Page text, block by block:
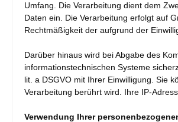
Umfang. Die Verarbeitung dient dem
Daten ein. Die Verarbeitung erfolgt auf
Rechtmäßigkeit der aufgrund der
Darüber hinaus wird bei Abgabe des
informationstechnischen Systeme
lit. a DSGVO mit Ihrer Einwilligung. Sie
Verarbeitung berührt wird. Ihre IP-
Verwendung Ihrer